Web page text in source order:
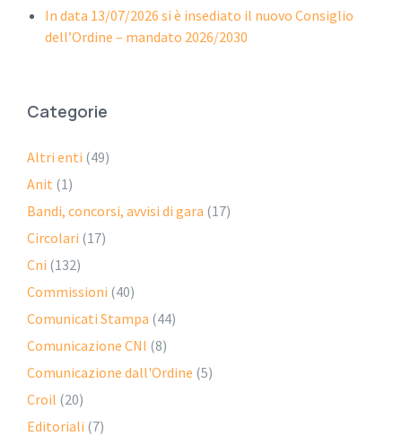
In data 13/07/2026 si è insediato il nuovo Consiglio
dell’Ordine – mandato 2026/2030
Categorie
Altri enti (49)
Anit (1)
Bandi, concorsi, avvisi di gara (17)
Circolari (17)
Cni (132)
Commissioni (40)
Comunicati Stampa (44)
Comunicazione CNI (8)
Comunicazione dall'Ordine (5)
Croil (20)
Editoriali (7)